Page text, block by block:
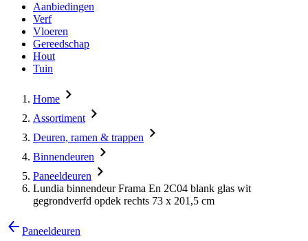
Aanbiedingen
Verf
Vloeren
Gereedschap
Hout
Tuin
Home
Assortiment
Deuren, ramen & trappen
Binnendeuren
Paneeldeuren
Lundia binnendeur Frama En 2C04 blank glas wit
gegrondverfd opdek rechts 73 x 201,5 cm
Paneeldeuren